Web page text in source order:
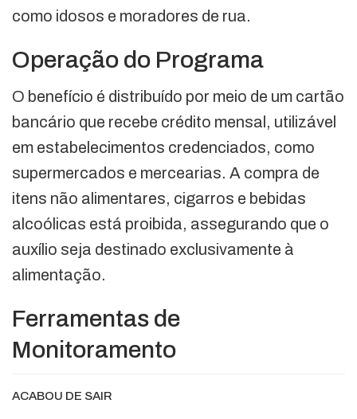
como idosos e moradores de rua.
Operação do Programa
O benefício é distribuído por meio de um cartão
bancário que recebe crédito mensal, utilizável
em estabelecimentos credenciados, como
supermercados e mercearias. A compra de
itens não alimentares, cigarros e bebidas
alcoólicas está proibida, assegurando que o
auxílio seja destinado exclusivamente à
alimentação.
Ferramentas de
Monitoramento
ACABOU DE SAIR